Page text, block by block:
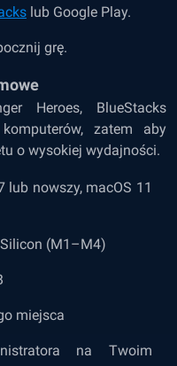
lub Google Play.
grę.
Heroes, BlueStacks
zatem aby
o wysokiej wydajności.
lub nowszy, macOS 11
(M1–M4)
miejsca
na Twoim